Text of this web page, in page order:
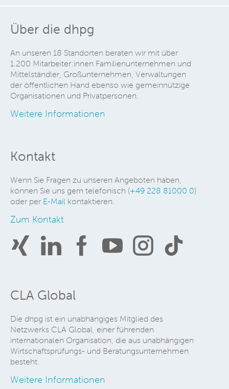
Über die dhpg
An unseren 18 Standorten beraten wir mit über
1.200 Mitarbeiter:innen Familienunternehmen und
Mittelständler, Großunternehmen, Verwaltungen
der öffentlichen Hand ebenso wie gemeinnützige
Organisationen und Privatpersonen.
Weitere Informationen
Kontakt
Wenn Sie Fragen zu unseren Angeboten haben,
können Sie uns gern telefonisch (+49 228 81000 0)
oder per E-Mail kontaktieren.
Zum Kontakt
CLA Global
Die dhpg ist ein unabhängiges Mitglied des
Netzwerks CLA Global, einer führenden
internationalen Organisation, die aus unabhängigen
Wirtschaftsprüfungs- und Beratungsunternehmen
besteht.
Weitere Informationen